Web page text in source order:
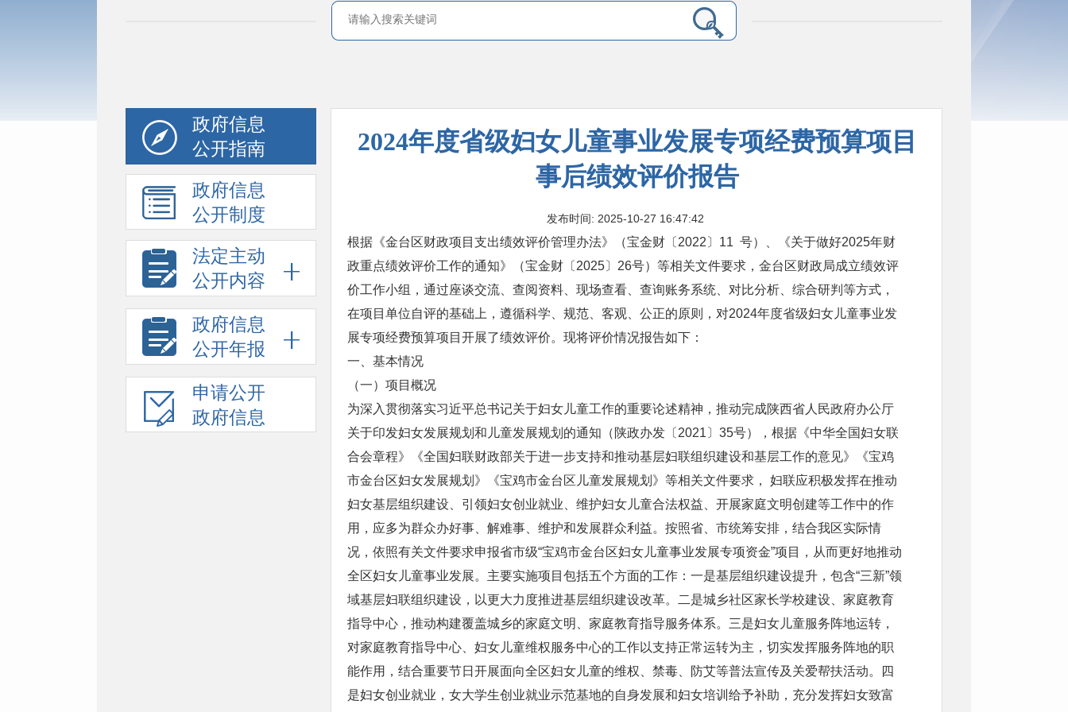
政府信息
公开指南
政府信息
公开制度
法定主动
公开内容
政府信息
公开年报
申请公开
政府信息
2024年度省级妇女儿童事业发展专项经费预算项目
事后绩效评价报告
发布时间: 2025-10-27 16:47:42
根据《金台区财政项目支出绩效评价管理办法》（宝金财〔2022〕11 号）、《关于做好2025年财
政重点绩效评价工作的通知》（宝金财〔2025〕26号）等相关文件要求，金台区财政局成立绩效评
价工作小组，通过座谈交流、查阅资料、现场查看、查询账务系统、对比分析、综合研判等方式，
在项目单位自评的基础上，遵循科学、规范、客观、公正的原则，对2024年度省级妇女儿童事业发
展专项经费预算项目开展了绩效评价。现将评价情况报告如下：
一、基本情况
（一）项目概况
为深入贯彻落实习近平总书记关于妇女儿童工作的重要论述精神，推动完成陕西省人民政府办公厅
关于印发妇女发展规划和儿童发展规划的通知（陕政办发〔2021〕35号），根据《中华全国妇女联
合会章程》《全国妇联财政部关于进一步支持和推动基层妇联组织建设和基层工作的意见》《宝鸡
市金台区妇女发展规划》《宝鸡市金台区儿童发展规划》等相关文件要求， 妇联应积极发挥在推动
妇女基层组织建设、引领妇女创业就业、维护妇女儿童合法权益、开展家庭文明创建等工作中的作
用，应多为群众办好事、解难事、维护和发展群众利益。按照省、市统筹安排，结合我区实际情
况，依照有关文件要求申报省市级“宝鸡市金台区妇女儿童事业发展专项资金”项目，从而更好地推动
全区妇女儿童事业发展。主要实施项目包括五个方面的工作：一是基层组织建设提升，包含“三新”领
域基层妇联组织建设，以更大力度推进基层组织建设改革。二是城乡社区家长学校建设、家庭教育
指导中心，推动构建覆盖城乡的家庭文明、家庭教育指导服务体系。三是妇女儿童服务阵地运转，
对家庭教育指导中心、妇女儿童维权服务中心的工作以支持正常运转为主，切实发挥服务阵地的职
能作用，结合重要节日开展面向全区妇女儿童的维权、禁毒、防艾等普法宣传及关爱帮扶活动。四
是妇女创业就业，女大学生创业就业示范基地的自身发展和妇女培训给予补助，充分发挥妇女致富